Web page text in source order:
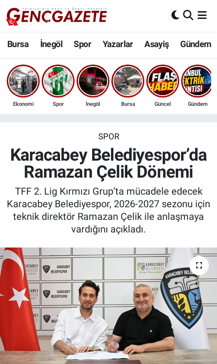
Bursa İnegöl Spor Yazarlar Asayiş Gündem
Ekonomi Spor İnegöl Bursa Güncel Gündem
SPOR
Karacabey Belediyespor’da
Ramazan Çelik Dönemi
TFF 2. Lig Kırmızı Grup’ta mücadele edecek
Karacabey Belediyespor, 2026-2027 sezonu için
teknik direktör Ramazan Çelik ile anlaşmaya
vardığını açıkladı.
Bursa
İnegöl
3.SAYFA
Ekonomi
Güncel
İnanç
Kadın & Aile
Kültür & Sanat
Sağlık
Siyaset
Teknoloji
Yazarlar
Nöbetçi Eczaneler
Hava Durumu
Trafik Durumu
Son Dakika Haberleri
Haber Arşivi